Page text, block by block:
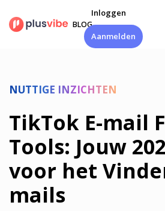
naar
BLOG
Inloggen
Aanmelden
NUTTIGE INZICHTEN
TikTok E-mail
Tools: Jouw
voor het
mails